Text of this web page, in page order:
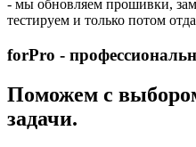
- мы обновляем прошивки,
тестируем и только потом
forPro -
Поможем с
задачи.